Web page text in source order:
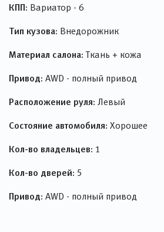
КПП: Вариатор - 6
Тип кузова: Внедорожник
Материал салона: Ткань + кожа
Привод: AWD - полный привод
Расположение руля: Левый
Состояние автомобиля: Хорошее
Кол-во владельцев: 1
Кол-во дверей: 5
Привод: AWD - полный привод